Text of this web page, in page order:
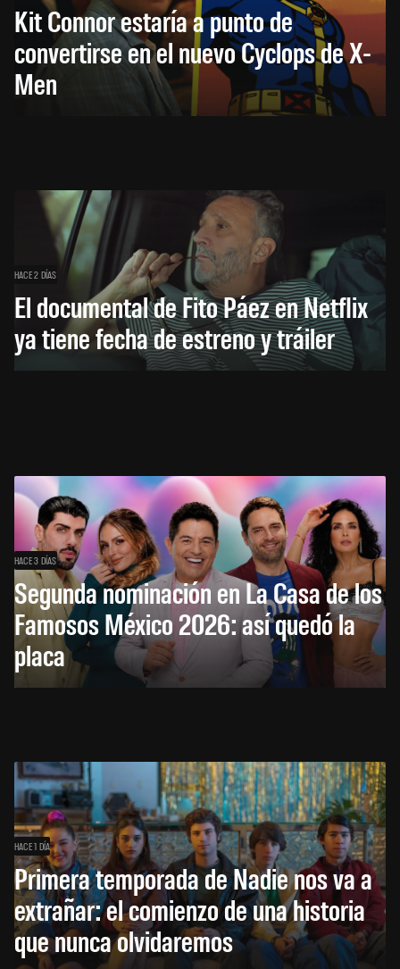
Kit Connor estaría a punto de
convertirse en el nuevo Cyclops de X-
Men
HACE 2 DÍAS
El documental de Fito Páez en Netflix
ya tiene fecha de estreno y tráiler
HACE 3 DÍAS
Segunda nominación en La Casa de los
Famosos México 2026: así quedó la
placa
HACE 1 DÍA
Primera temporada de Nadie nos va a
extrañar: el comienzo de una historia
que nunca olvidaremos